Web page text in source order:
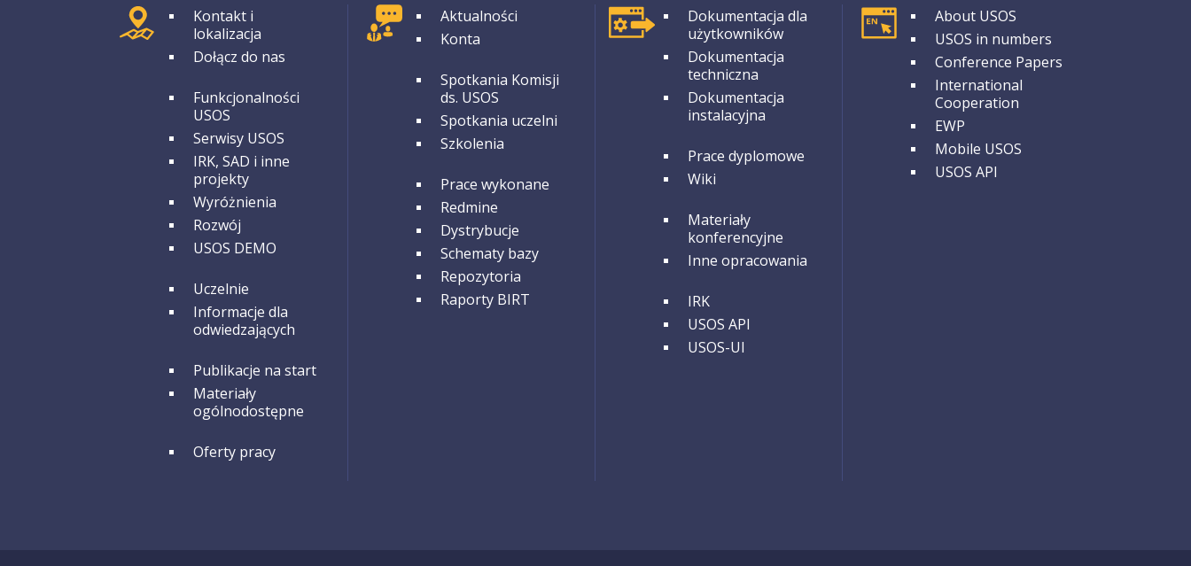
GRUPA 1
Kontakt i
lokalizacja
Dołącz do nas
GRUPA 2Funkcjonalności
USOS
Serwisy USOS
IRK, SAD i inne
projekty
Wyróżnienia
Rozwój
USOS DEMO
GRUPA 3Uczelnie
Informacje dla
odwiedzających
GRUPA 4
Publikacje na start
Materiały
ogólnodostępne
GRUPA 5
Oferty pracy
GRUPA 1
Aktualności
Konta
GRUPA 2
Spotkania Komisji
ds. USOS
Spotkania uczelni
Szkolenia
GRUPA 3
Prace wykonane
Redmine
Dystrybucje
Schematy bazy
Repozytoria
Raporty BIRT
GRUPA 1
Dokumentacja dla
użytkowników
Dokumentacja
techniczna
Dokumentacja
instalacyjna
GRUPA 2
Prace dyplomowe
Wiki
GRUPA 3
Materiały
konferencyjne
Inne opracowania
GRUPA 4
IRK
USOS API
USOS-UI
GRUPA 1
About USOS
USOS in numbers
Conference Papers
International
Cooperation
EWP
Mobile USOS
USOS API